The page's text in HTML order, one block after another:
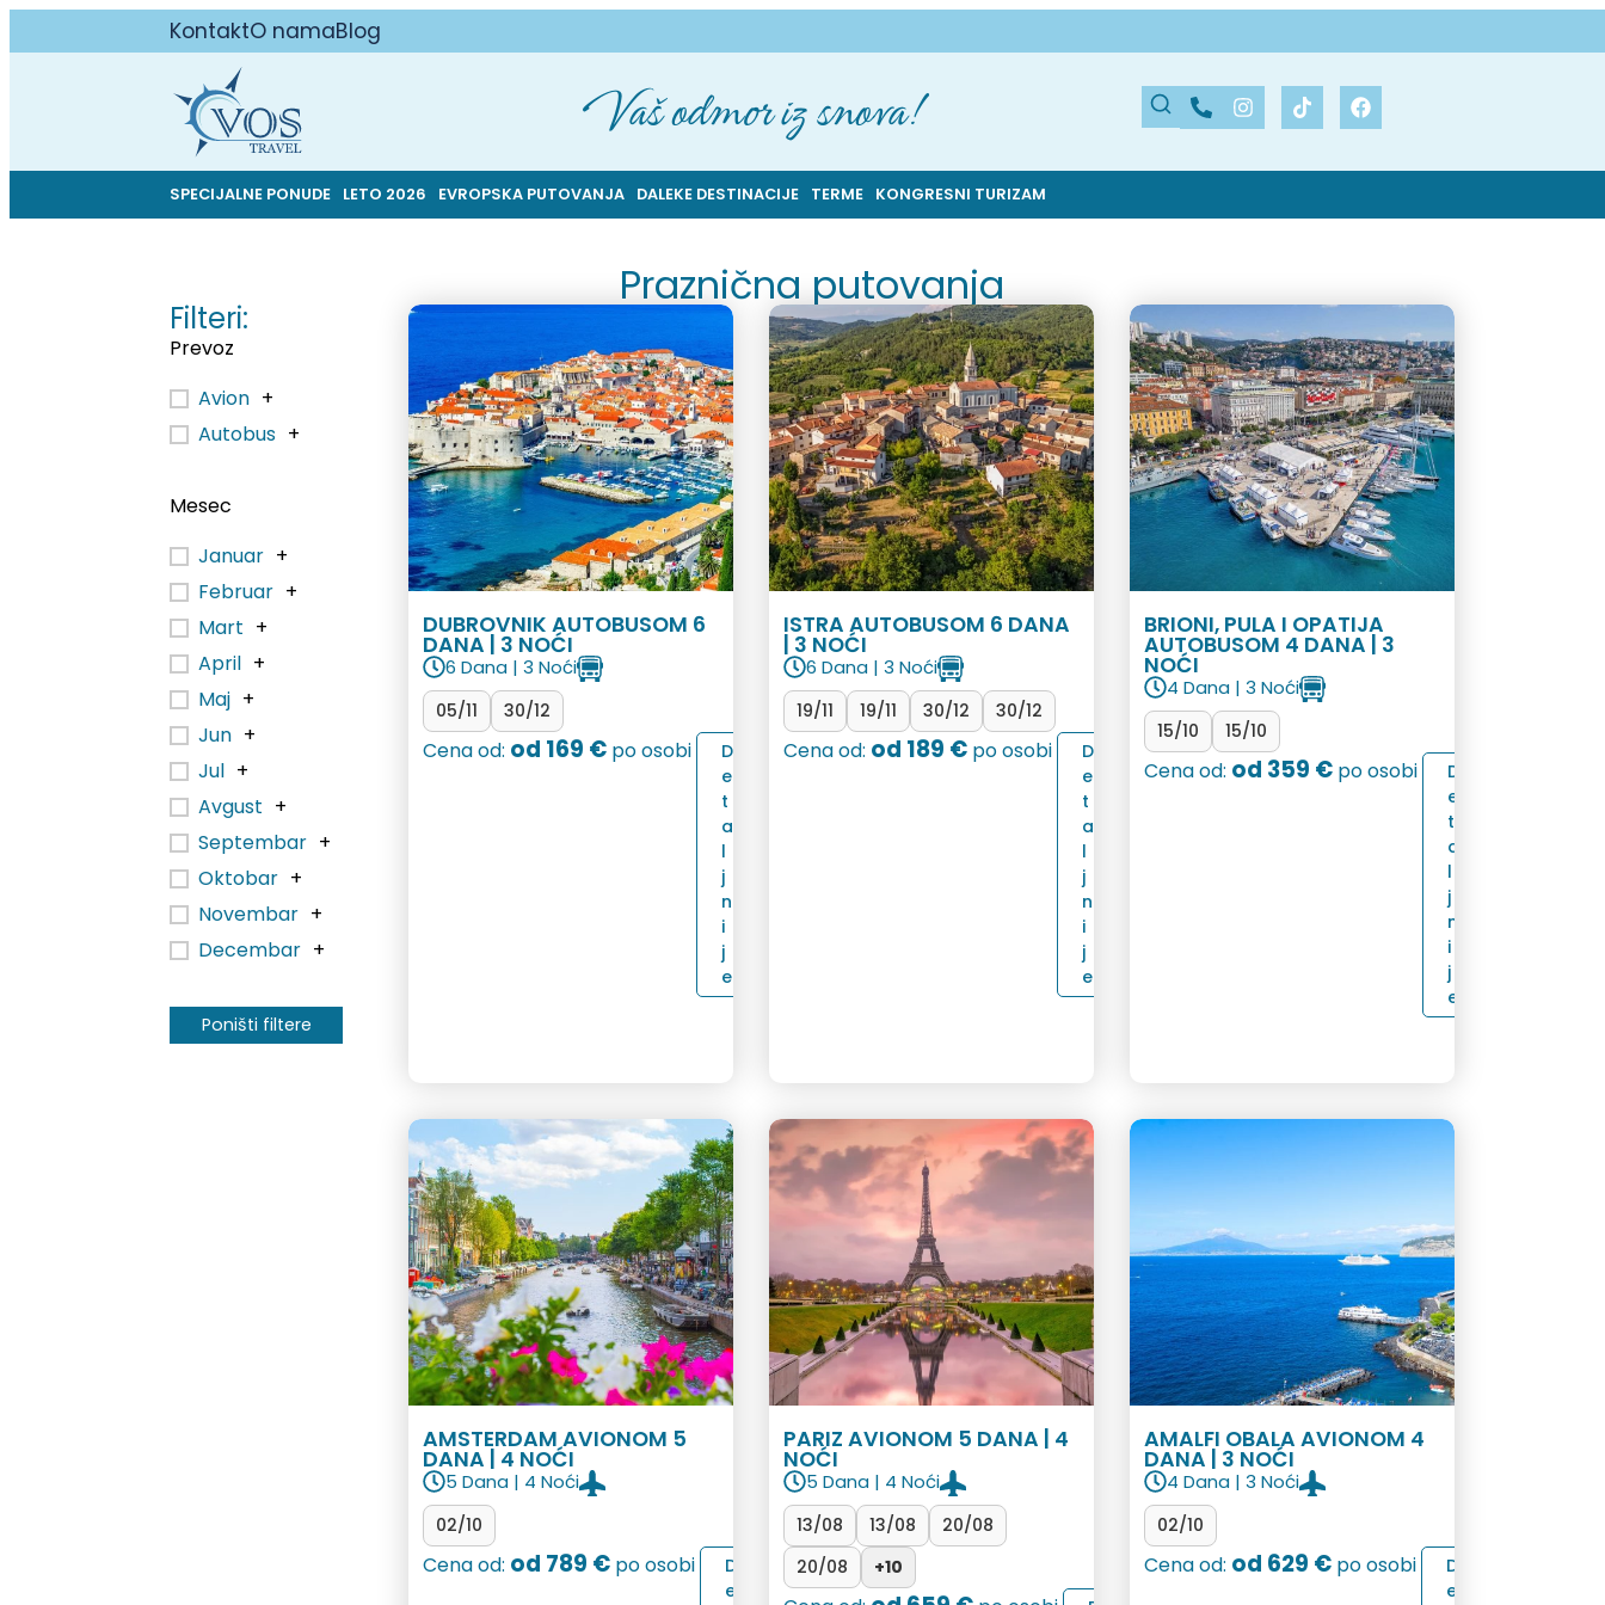
KontaktO namaBlog
Vaš odmor iz snova!
SPECIJALNE PONUDE LETO 2026 EVROPSKA PUTOVANJA DALEKE DESTINACIJE TERME KONGRESNI TURIZAM
Praznična putovanja
Filteri:
Prevoz
Avion +
Autobus +
Mesec
Januar +
Februar +
Mart +
April +
Maj +
Jun +
Jul +
Avgust +
Septembar +
Oktobar +
Novembar +
Decembar +
Poništi filtere
DUBROVNIK AUTOBUSOM 6
DANA | 3 NOĆI
6 Dana | 3 Noći
05/11 30/12
Cena od: od 169 € po osobi
D
e
t
a
l
j
n
i
j
e
ISTRA AUTOBUSOM 6 DANA
| 3 NOĆI
6 Dana | 3 Noći
19/11 19/11 30/12 30/12
Cena od: od 189 € po osobi
D
e
t
a
l
j
n
i
j
e
BRIONI, PULA I OPATIJA
AUTOBUSOM 4 DANA | 3
NOĆI
4 Dana | 3 Noći
15/10 15/10
Cena od: od 359 € po osobi
D
e
t
a
l
j
n
i
j
e
AMSTERDAM AVIONOM 5
DANA | 4 NOĆI
5 Dana | 4 Noći
02/10
Cena od: od 789 € po osobi
D
e
PARIZ AVIONOM 5 DANA | 4
NOĆI
5 Dana | 4 Noći
13/08 13/08
20/08
20/08
+10
AMALFI OBALA AVIONOM 4
DANA | 3 NOĆI
4 Dana | 3 Noći
02/10
Cena od: od 629 € po osobi
D
e